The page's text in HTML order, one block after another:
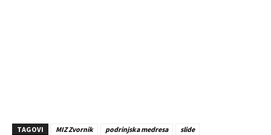
TAGOVI MIZ Zvornik podrinjska medresa slide